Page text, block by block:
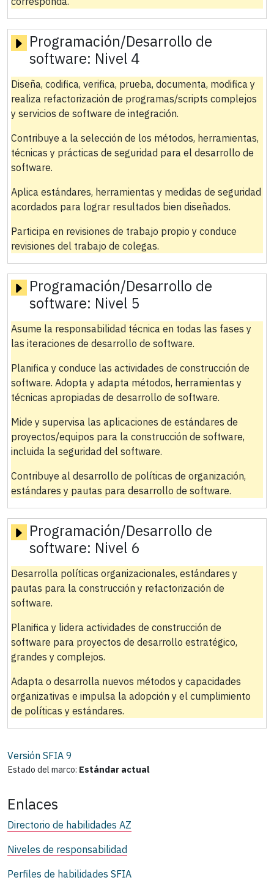
Programación/Desarrollo de
software: Nivel 4
Diseña, codifica, verifica, prueba, documenta, modifica y
realiza refactorización de programas/scripts complejos
y servicios de software de integración.
Contribuye a la selección de los métodos, herramientas,
técnicas y prácticas de seguridad para el desarrollo de
software.
Aplica estándares, herramientas y medidas de seguridad
acordados para lograr resultados bien diseñados.
Participa en revisiones de trabajo propio y conduce
revisiones del trabajo de colegas.
Programación/Desarrollo de
software: Nivel 5
Asume la responsabilidad técnica en todas las fases y
las iteraciones de desarrollo de software.
Planifica y conduce las actividades de construcción de
software. Adopta y adapta métodos, herramientas y
técnicas apropiadas de desarrollo de software.
Mide y supervisa las aplicaciones de estándares de
proyectos/equipos para la construcción de software,
incluida la seguridad del software.
Contribuye al desarrollo de políticas de organización,
estándares y pautas para desarrollo de software.
Programación/Desarrollo de
software: Nivel 6
Desarrolla políticas organizacionales, estándares y
pautas para la construcción y refactorización de
software.
Planifica y lidera actividades de construcción de
software para proyectos de desarrollo estratégico,
grandes y complejos.
Adapta o desarrolla nuevos métodos y capacidades
organizativas e impulsa la adopción y el cumplimiento
de políticas y estándares.
Versión SFIA 9
Estado del marco: Estándar actual
Enlaces
Directorio de habilidades AZ
Niveles de responsabilidad
Perfiles de habilidades SFIA